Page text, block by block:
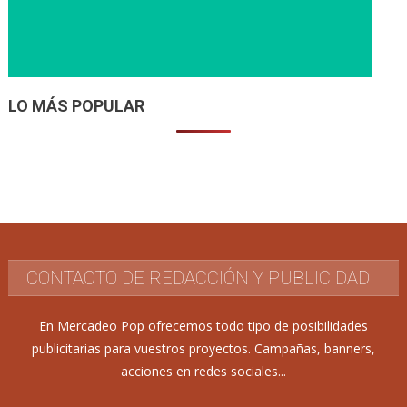
LO MÁS POPULAR
CONTACTO DE REDACCIÓN Y PUBLICIDAD
En Mercadeo Pop ofrecemos todo tipo de posibilidades
publicitarias para vuestros proyectos. Campañas, banners,
acciones en redes sociales...